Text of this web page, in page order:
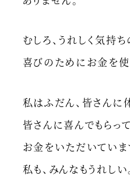
むしろ、うれしく気持ち
喜びのためにお金を使
私はふだん、皆さんに
皆さんに喜んでもらって
お金をいただいていま
私も、みんなもうれしい